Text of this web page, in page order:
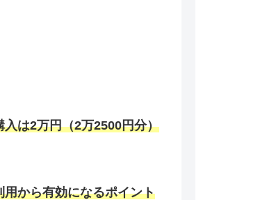
は2万円（2万2500円分）
から有効になるポイント